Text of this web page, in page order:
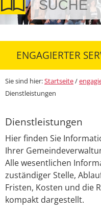
ENGAGIERTER
Sie sind hier:Startseite/
Dienstleistungen
Dienstleistungen
Hier finden Sie
Ihrer
Alle wesentlichen
zuständiger Stelle,
Fristen, Kosten und die
kompakt dargestellt.